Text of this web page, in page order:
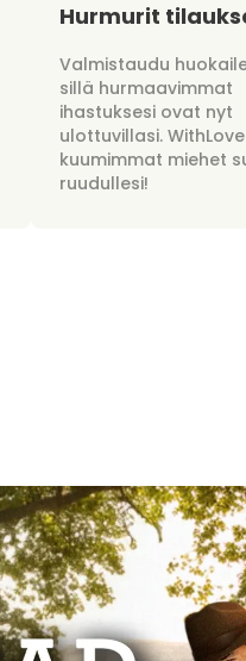
Hurmurit
Valmistaudu
sillä hurmaavimmat
ihastuksesi ovat nyt
ulottuvillasi.
kuumimmat miehet
ruudullesi!